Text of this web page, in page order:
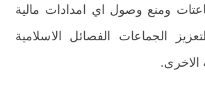
ومنع وصول اي امدادات مالية
الجماعات الفصائل الاسلامية
الاخرى.